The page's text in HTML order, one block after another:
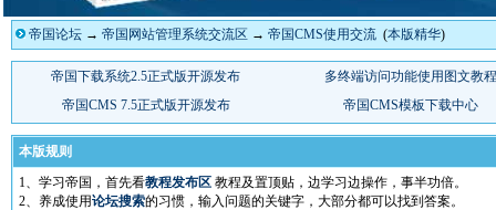
帝国论坛 → 帝国网站管理系统交流区 → 帝国CMS使用交流 (本版精华)
本版规则
1、学习帝国，首先看教程发布区 教程及置顶贴，边学习边操作，事半功倍。
2、养成使用论坛搜索的习惯，输入问题的关键字，大部分都可以找到答案。